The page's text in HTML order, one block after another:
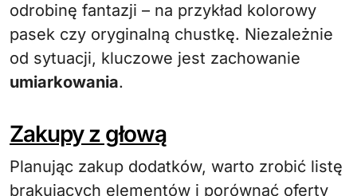
odrobinę fantazji – na przykład kolorowy
pasek czy oryginalną chustkę. Niezależnie
od sytuacji, kluczowe jest zachowanie
umiarkowania.
Zakupy z głową
Planując zakup dodatków, warto zrobić listę
brakujących elementów i porównać oferty